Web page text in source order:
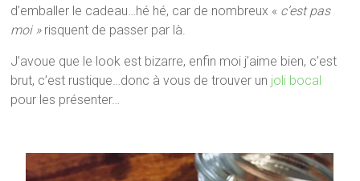
d’emballer le cadeau…hé hé, car de nombreux « c’est pas
moi » risquent de passer par là.
J’avoue que le look est bizarre, enfin moi j’aime bien, c’est
brut, c’est rustique…donc à vous de trouver un joli bocal
pour les présenter…